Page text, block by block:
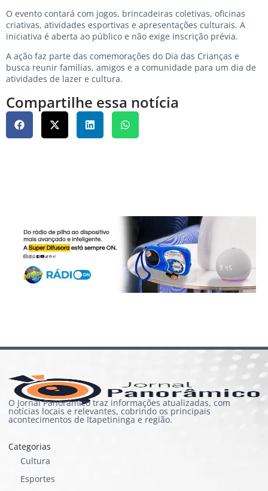
O evento contará com jogos, brincadeiras coletivas, oficinas
criativas, atividades esportivas e apresentações culturais. A
iniciativa é aberta ao público e não exige inscrição prévia.
A ação faz parte das comemorações do Dia das Crianças e
busca reunir famílias, amigos e a comunidade para um dia de
atividades de lazer e cultura.
Compartilhe essa notícia
O Jornal Panorâmico traz informações atualizadas, com
notícias locais e relevantes, cobrindo os principais
acontecimentos de Itapetininga e região.
Categorias
Cultura
Esportes